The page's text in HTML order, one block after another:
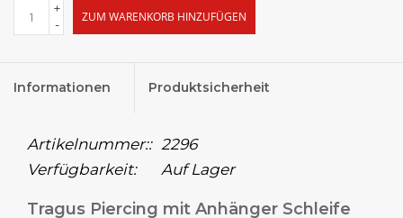
+
-
ZUM WARENKORB HINZUFÜGEN
Informationen Produktsicherheit
Artikelnummer:: 2296
Verfügbarkeit:
Auf Lager
Tragus Piercing mit Anhänger Schleife